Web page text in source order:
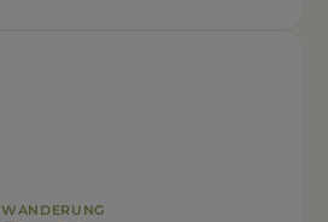
WANDERUNG